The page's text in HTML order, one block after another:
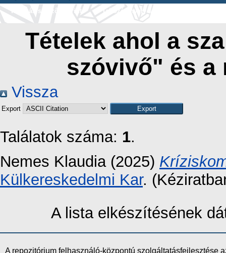
Tallózás szerző szerint
Tallózás nyelv szerint
Tételek ahol a
szóvivő" és a
Vissza
Export
Találatok száma: 1.
Nemes Klaudia (2025)
Külkereskedelmi Kar.
A lista elkészítésének
A repozitórium felhasználó-központú szolgáltatásfejlesztése